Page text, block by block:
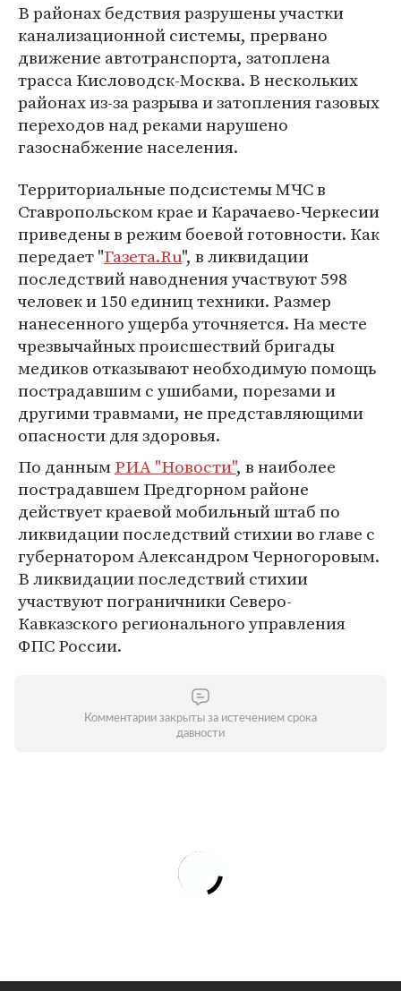
В районах бедствия разрушены участки
канализационной системы, прервано
движение автотранспорта, затоплена
трасса Кисловодск-Москва. В нескольких
районах из-за разрыва и затопления газовых
переходов над реками нарушено
газоснабжение населения.
Территориальные подсистемы МЧС в
Ставропольском крае и Карачаево-Черкесии
приведены в режим боевой готовности. Как
передает "Газета.Ru", в ликвидации
последствий наводнения участвуют 598
человек и 150 единиц техники. Размер
нанесенного ущерба уточняется. На месте
чрезвычайных происшествий бригады
медиков отказывают необходимую помощь
пострадавшим с ушибами, порезами и
другими травмами, не представляющими
опасности для здоровья.
По даннымРИА "Новости", в наиболее
пострадавшем Предгорном районе
действует краевой мобильный штаб по
ликвидации последствий стихии во главе с
губернатором Александром Черногоровым.
В ликвидации последствий стихии
участвуют пограничники Северо-
Кавказского регионального управления
ФПС России.
Комментарии закрыты за истечением срока
давности